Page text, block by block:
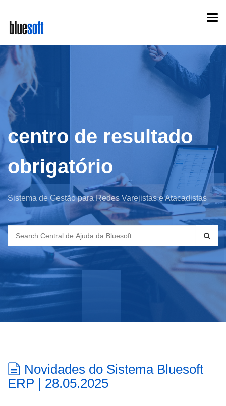
main
content
centro de resultado
obrigatório
Sistema de Gestão para Redes Varejistas e Atacadistas
Search
for:
Novidades do Sistema Bluesoft
ERP | 28.05.2025